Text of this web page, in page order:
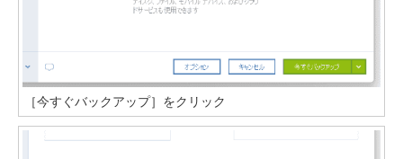
［今すぐバックアップ］をクリック